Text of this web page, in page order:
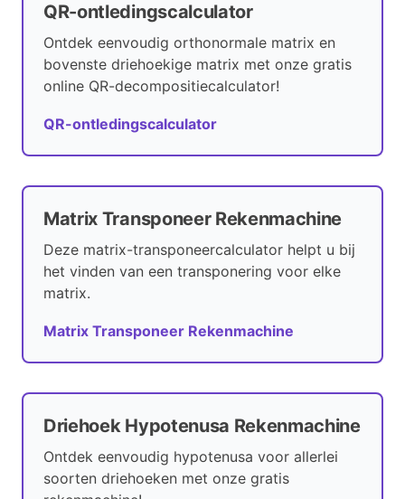
QR-ontledingscalculator
Ontdek eenvoudig orthonormale matrix en
bovenste driehoekige matrix met onze gratis
online QR-decompositiecalculator!
QR-ontledingscalculator
Matrix Transponeer Rekenmachine
Deze matrix-transponeercalculator helpt u bij
het vinden van een transponering voor elke
matrix.
Matrix Transponeer Rekenmachine
Driehoek Hypotenusa Rekenmachine
Ontdek eenvoudig hypotenusa voor allerlei
soorten driehoeken met onze gratis